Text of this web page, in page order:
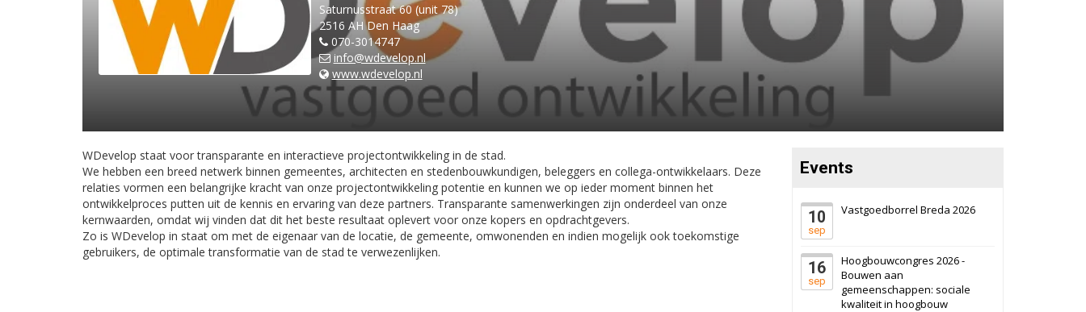
Saturnusstraat 60 (unit 78)
2516 AH Den Haag
070-3014747
info@wdevelop.nl
www.wdevelop.nl
WDevelop staat voor transparante en interactieve projectontwikkeling in de stad.
We hebben een breed netwerk binnen gemeentes, architecten en stedenbouwkundigen, beleggers en collega-ontwikkelaars. Deze
relaties vormen een belangrijke kracht van onze projectontwikkeling potentie en kunnen we op ieder moment binnen het
ontwikkelproces putten uit de kennis en ervaring van deze partners. Transparante samenwerkingen zijn onderdeel van onze
kernwaarden, omdat wij vinden dat dit het beste resultaat oplevert voor onze kopers en opdrachtgevers.
Zo is WDevelop in staat om met de eigenaar van de locatie, de gemeente, omwonenden en indien mogelijk ook toekomstige
gebruikers, de optimale transformatie van de stad te verwezenlijken.
Events
10
sep
Vastgoedborrel Breda 2026
16
sep
Hoogbouwcongres 2026 -
Bouwen aan
gemeenschappen: sociale
kwaliteit in hoogbouw